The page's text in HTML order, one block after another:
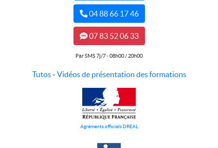
04 88 66 17 46
07 83 52 06 33
Par SMS 7j/7 - 08h00 / 20h00
Tutos- Vidéos de présentation des formations
Agréments officiels DREAL